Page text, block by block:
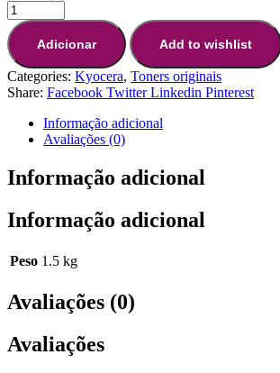
Adicionar Add to wishlist
Categories: Kyocera, Toners originais
Share: Facebook Twitter Linkedin Pinterest
Informação adicional
Avaliações (0)
Informação adicional
Informação adicional
Peso 1.5 kg
Avaliações (0)
Avaliações